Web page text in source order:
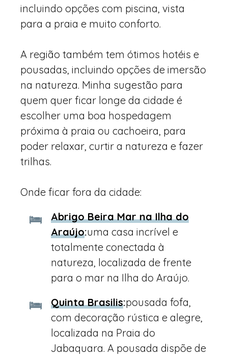
incluindo opções com piscina, vista
para a praia e muito conforto.
A região também tem ótimos hotéis e
pousadas, incluindo opções de imersão
na natureza. Minha sugestão para
quem quer ficar longe da cidade é
escolher uma boa hospedagem
próxima à praia ou cachoeira, para
poder relaxar, curtir a natureza e fazer
trilhas.
Onde ficar fora da cidade:
Abrigo Beira Mar na Ilha do
Araújo:uma casa incrível e
totalmente conectada à
natureza, localizada de frente
para o mar na Ilha do Araújo.
Quinta Brasilis:pousada fofa,
com decoração rústica e alegre,
localizada na Praia do
Jabaquara. A pousada dispõe de